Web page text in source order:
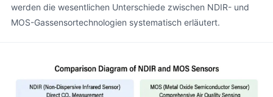
werden die wesentlichen Unterschiede zwischen NDIR- und
MOS-Gassensortechnologien systematisch erläutert.